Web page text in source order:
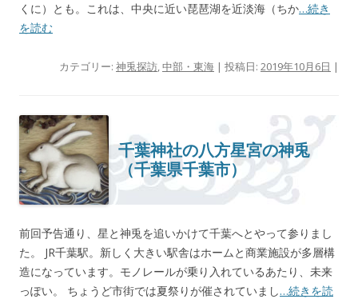
くに）とも。これは、中央に近い琵琶湖を近淡海（ちか…続き
を読む
カテゴリー: 神兎探訪,中部・東海 | 投稿日: 2019年10月6日 |
千葉神社の八方星宮の神兎
（千葉県千葉市）
前回予告通り、星と神兎を追いかけて千葉へとやって参りまし
た。 JR千葉駅。新しく大きい駅舎はホームと商業施設が多層構
造になっています。モノレールが乗り入れているあたり、未来
っぽい。 ちょうど市街では夏祭りが催されていまし…続きを読